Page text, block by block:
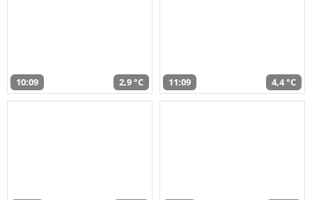
10:09 2,9 °C 11:09 4,4 °C